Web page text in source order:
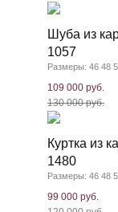
Шуба из
1057
Размеры: 46 48
109 000 руб.
130 000 руб.
Куртка из
1480
Размеры: 46 48
99 000 руб.